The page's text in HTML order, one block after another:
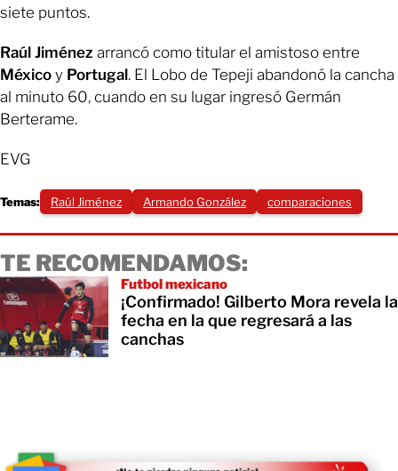
siete puntos.
Raúl Jiménez arrancó como titular el amistoso entre
México y Portugal. El Lobo de Tepeji abandonó la cancha
al minuto 60, cuando en su lugar ingresó Germán
Berterame.
EVG
Temas: Raúl Jiménez Armando González comparaciones
TE RECOMENDAMOS:
Futbol mexicano
¡Confirmado! Gilberto Mora revela la
fecha en la que regresará a las
canchas